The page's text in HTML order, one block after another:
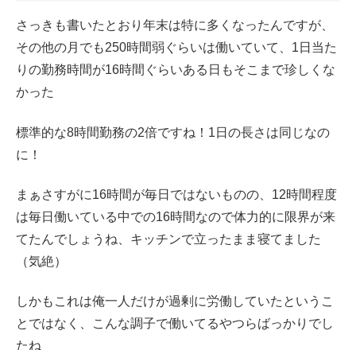
さっきも書いたとおり年末は特に多くなったんですが、
その他の月でも250時間弱ぐらいは働いていて、1日当た
りの勤務時間が16時間ぐらいある日もそこまで珍しくな
かった
標準的な8時間勤務の2倍ですね！1日の長さは同じなの
に！
まぁさすがに16時間が毎日ではないものの、12時間程度
は毎日働いている中での16時間なので体力的に限界が来
てたんでしょうね、キッチンで立ったまま寝てました
（気絶）
しかもこれは俺一人だけが過剰に労働していたというこ
とではなく、こんな調子で働いてるやつらばっかりでし
たね